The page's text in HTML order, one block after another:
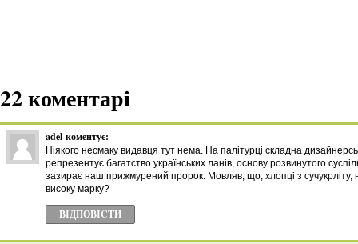
22 коментарі
adel коментує:
Ніякого несмаку видавця тут нема. На палітурці складна
репрезентує багатство українських ланів, основу розвинутого
зазирає наш прижмурений пророк. Мовляв, що, хлопці з сучукрліту,
високу марку?
ВІДПОВІCТИ